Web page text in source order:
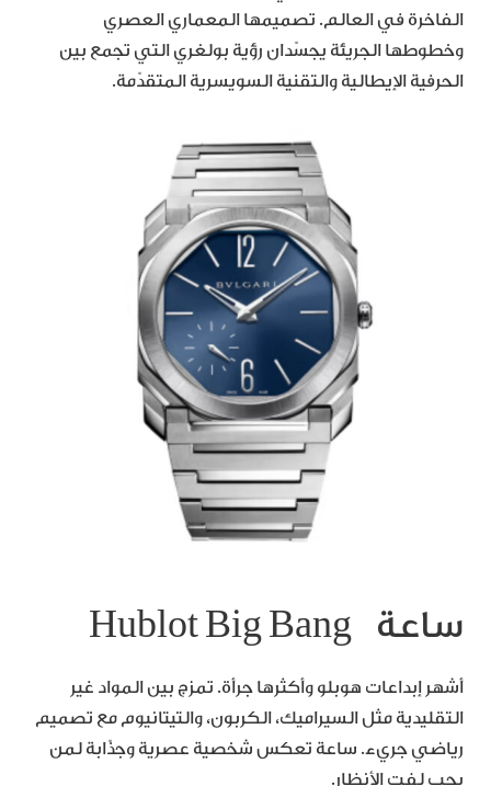
الفاخرة في العالم. تصميمها المعماري العصري
وخطوطها الجريئة يجسّدان رؤية بولغري التي تجمع بين
الحرفية الإيطالية والتقنية السويسرية المتقدّمة.
ساعة Hublot Big Bang
أشهر إبداعات هوبلو وأكثرها جرأة. تمزج بين المواد غير
التقليدية مثل السيراميك، الكربون، والتيتانيوم مع تصميم
رياضي جريء. ساعة تعكس شخصية عصرية وجذّابة لمن
يحب لفت الأنظار.